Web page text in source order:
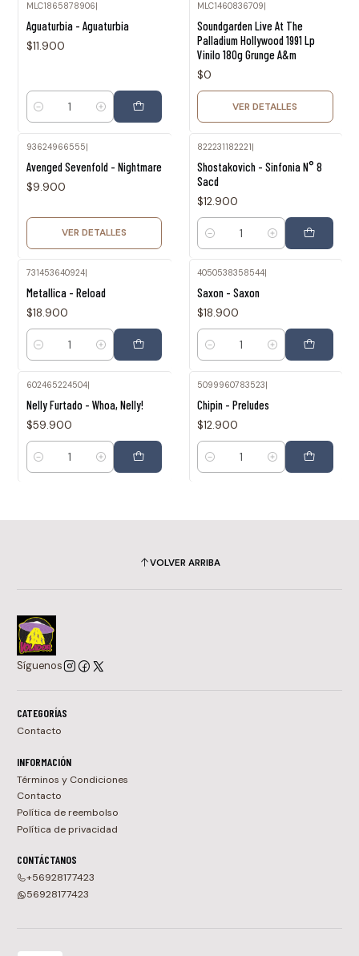
MLC1865878906
Aguaturbia - Aguaturbia
$11.900
Cantidad
MLC1460836709
Soundgarden Live At The
Palladium Hollywood 1991 Lp
Vinilo 180g Grunge A&m
$0
VER DETALLES
93624966555|
Avenged Sevenfold - Nightmare
$9.900
VER DETALLES
822231182221|
Shostakovich - Sinfonia N° 8
Sacd
$12.900
Cantidad
731453640924|
Metallica - Reload
$18.900
Cantidad
4050538358544
Saxon - Saxon
$18.900
Cantidad
602465224504|
Nelly Furtado - Whoa, Nelly!
$59.900
Cantidad
5099960783523|
Chipin - Preludes
$12.900
Cantidad
VOLVER ARRIBA
Síguenos
CATEGORÍAS
Contacto
INFORMACIÓN
Términos y Condiciones
Contacto
Política de reembolso
Política de privacidad
CONTÁCTANOS
+56928177423
56928177423